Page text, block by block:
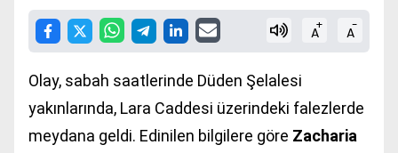
A+ A-
Olay, sabah saatlerinde Düden Şelalesi
yakınlarında, Lara Caddesi üzerindeki falezlerde
meydana geldi. Edinilen bilgilere göre Zacharia